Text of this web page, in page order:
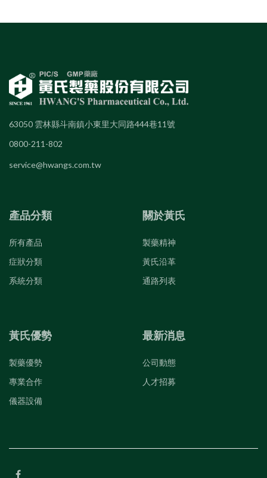
63050 雲林縣斗南鎮小東里大同路444巷11號
0800-211-802
service@hwangs.com.tw
產品分類
所有產品
症狀分類
系統分類
關於黃氏
製藥精神
黃氏沿革
通路列表
黃氏優勢
製藥優勢
專業合作
儀器設備
最新消息
公司動態
人才招募